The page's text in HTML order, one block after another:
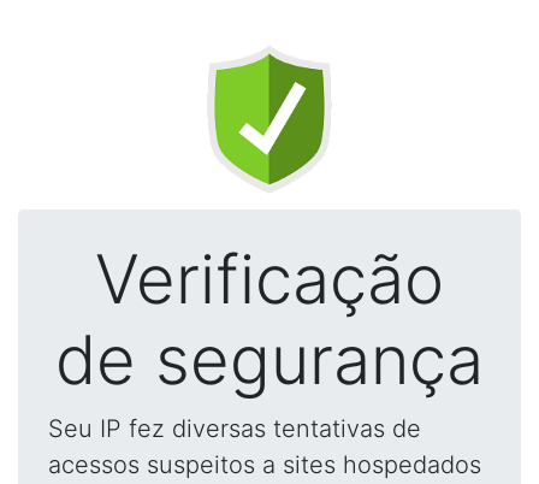
Verificação
de segurança
Seu IP fez diversas tentativas de
acessos suspeitos a sites hospedados